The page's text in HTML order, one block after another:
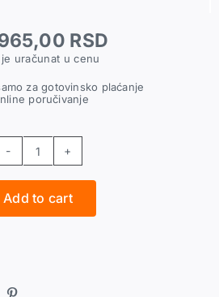
RSD
je uračunat u cenu
za gotovinsko plaćanje
poručivanje
ABAC
POLE
POSITION
L20
Add to cart